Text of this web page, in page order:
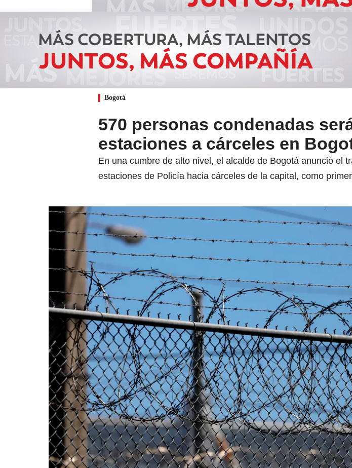
Bogotá
570 personas condenadas
estaciones a cárceles en
En una cumbre de alto nivel, el alcalde de Bogotá anunció el
estaciones de Policía hacia cárceles de la capital, como